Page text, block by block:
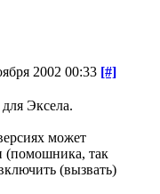
2002 00:33 [#]
Эксела.
может
(помошника, так
(вызвать)